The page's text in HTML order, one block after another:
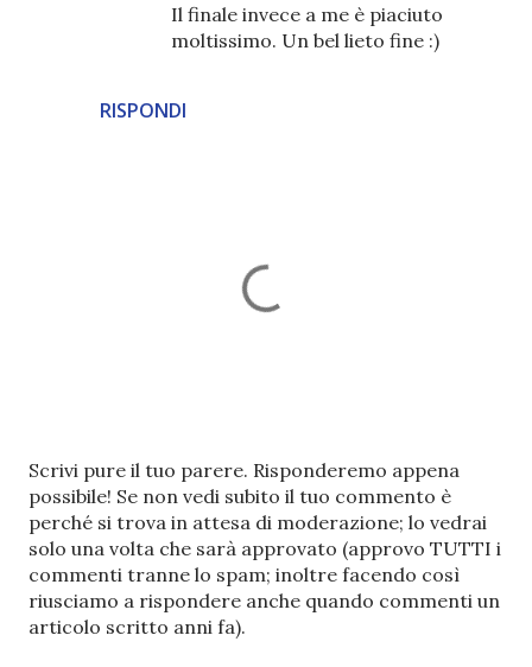
RISPONDI
Il finale invece a me è piaciuto
moltissimo. Un bel lieto fine :)
P
o
s
t
a
u
n
Scrivi pure il tuo parere. Risponderemo appena
possibile! Se non vedi subito il tuo commento è
perché si trova in attesa di moderazione; lo vedrai
solo una volta che sarà approvato (approvo TUTTI i
commenti tranne lo spam; inoltre facendo così
riusciamo a rispondere anche quando commenti un
articolo scritto anni fa).